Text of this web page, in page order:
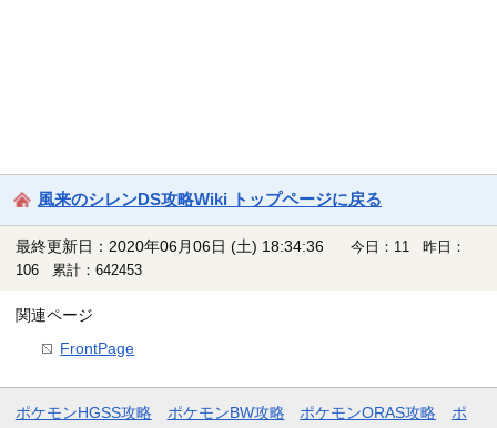
風来のシレンDS攻略Wiki トップページに戻る
最終更新日：2020年06月06日 (土) 18:34:36
今日：11 昨日：
106 累計：642453
関連ページ
FrontPage
ポケモンHGSS攻略 ポケモンBW攻略 ポケモンORAS攻略 ポ